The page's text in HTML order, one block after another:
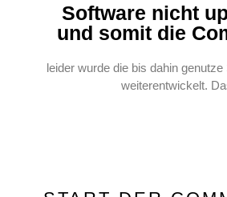
Software nicht
und somit die
leider wurde die bis dahin
weiterentwickelt.